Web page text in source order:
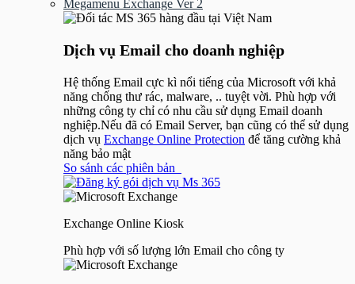
Menu
Megamenu Exchange Ver 2
Dịch vụ Email cho doanh nghiệp
Hệ thống Email cực kì nổi tiếng của Microsoft với khả
năng chống thư rác, malware, .. tuyệt vời. Phù hợp với
những công ty chỉ có nhu cầu sử dụng Email doanh
nghiệp.Nếu đã có Email Server, bạn cũng có thể sử dụng
dịch vụ Exchange Online Protection để tăng cường khả
năng bảo mật
So sánh các phiên bản
Exchange Online Kiosk
Phù hợp với số lượng lớn Email cho công ty